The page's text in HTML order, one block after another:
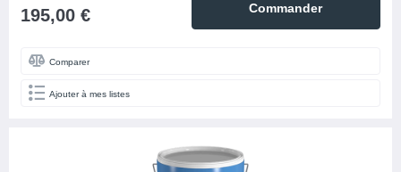
195,00 € Commander
Comparer
Ajouter à mes listes